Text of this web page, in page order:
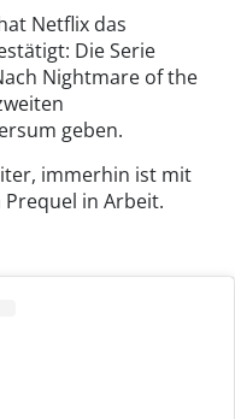
Netflix das
Die Serie
Nightmare of the
geben.
immerhin ist mit
in Arbeit.